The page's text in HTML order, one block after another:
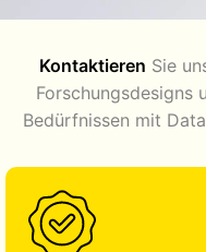
Kontaktieren Sie
Forschungsdesigns
Bedürfnissen mit